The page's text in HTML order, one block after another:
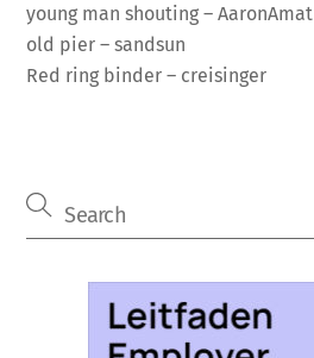
young man shouting – AaronAmat
old pier – sandsun
Red ring binder – creisinger